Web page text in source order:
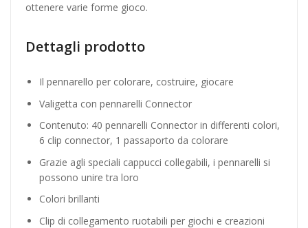
ottenere varie forme gioco.
Dettagli prodotto
Il pennarello per colorare, costruire, giocare
Valigetta con pennarelli Connector
Contenuto: 40 pennarelli Connector in differenti colori,
6 clip connector, 1 passaporto da colorare
Grazie agli speciali cappucci collegabili, i pennarelli si
possono unire tra loro
Colori brillanti
Clip di collegamento ruotabili per giochi e creazioni